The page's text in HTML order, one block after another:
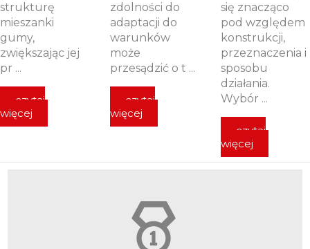
strukturę
mieszanki
gumy,
zwiększając jej
pr ...
czytaj
więcej
zdolności do
adaptacji do
warunków
może
przesądzić o t ...
czytaj
więcej
się znacząco
pod względem
konstrukcji,
przeznaczenia i
sposobu
działania.
Wybór ...
czytaj
więcej